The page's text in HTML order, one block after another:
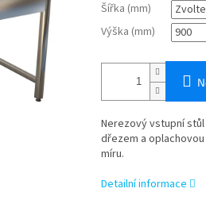
Šířka (mm)
Výška (mm)
Nerezový vstupní
dřezem a
míru.
Detailní informace